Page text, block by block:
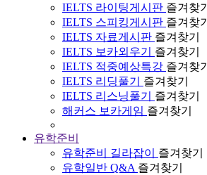
IELTS 라이팅게시판 즐겨찾기
IELTS 스피킹게시판 즐겨찾기
IELTS 자료게시판 즐겨찾기
IELTS 보카외우기
즐겨찾기
IELTS 적중예상특강 즐겨찾기
IELTS 리딩풀기
즐겨찾기
IELTS 리스닝풀기
즐겨찾기
해커스 보카게임 즐겨찾기
유학준비
유학준비 길라잡이
즐겨찾기
유학일반 Q&A 즐겨찾기